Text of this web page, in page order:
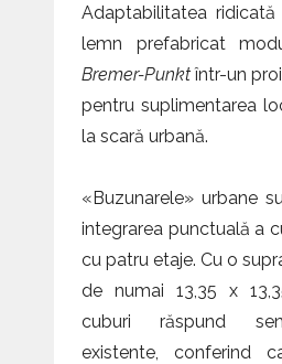
Adaptabilitatea
lemn prefabricat
Bremer-Punktîntr-un
pentru suplimentarea
la scară urbană.
«Buzunarele» urbane
integrarea punctuală a
cu patru etaje. Cu o
de numai 13,35 x
cuburi răspund
existente, conferind